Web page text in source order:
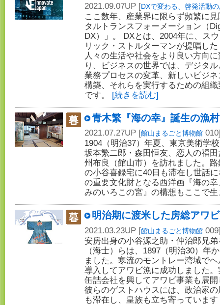
2021.09.07UP [DXで変わる、啓発活動
ここ数年、産業界に限らず頻繁に
タルトランスフォーメーション（
DX）」。 DXとは、2004年に、ス
リック・ストルターマンが提唱し
人々の生活や社会をより良い方向
り、ビジネスの世界では、デジタ
業務プロセスの変革、新しいビジ
構築、それらを実行するための組
です。 [続きを読む]
青木繁『海の幸』誕生の漁
2021.07.27UP [館山まるごと博物館
1904（明治37）年夏、東京美術学
坂本繁二郎・森田恒友、恋人の福
州布良（館山市）を訪れました。
の小谷喜録宅に40日も滞在し世話
の重要文化財となる西洋画『海の
みのいろこの宮』の構想もここで
明治期に渡米した房総アワ
2021.03.23UP [館山まるごと博物館
安房出身の小谷源之助・仲治郎兄
（海士）らは、1897（明治30）年
ました。寒流のモントレー湾域で
導入してアワビ漁に成功しました
缶詰会社を興してアワビ事業も展
彼らのゲストハウスには、政治家
も滞在し、皇族も立ち寄っています